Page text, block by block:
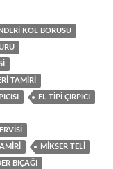
KOL BORUSU
TAMIRI
EL TIPI ÇIRPICI
MIKSER TELI
BIÇAĞI